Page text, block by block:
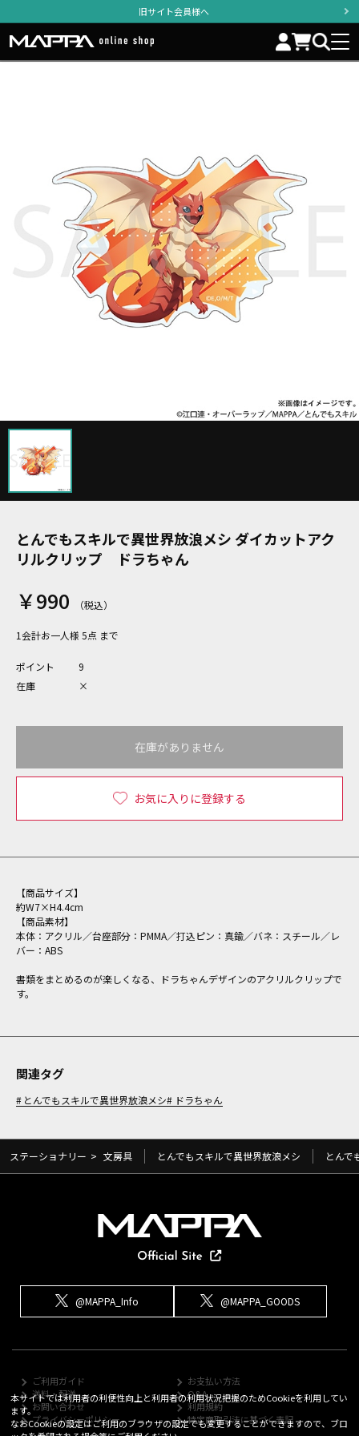
旧サイト会員様へ
とんでもスキルで異世界放浪メシ ダイカットアク
リルクリップ ドラちゃん
￥990
1会計お一人様 5点 まで
ポイント
9
在庫
×
お気に入りに登録する
在庫がありません
【商品サイズ】
約W7×H4.4cm
【商品素材】
本体：アクリル／台座部分：PMMA／打込ピン：真鍮／バネ：スチール／レ
バー：ABS
書類をまとめるのが楽しくなる、ドラちゃんデザインのアクリルクリップで
す。
関連タグ
とんでもスキルで異世界放浪メシ ドラちゃん
ステーショナリー > 文房具 とんでもスキルで異世界放浪メシ とんで
@MAPPA_Info @MAPPA_GOODS
ご利用ガイド
お支払い方法
送料・配送
Q&A
お問い合わせ
利用規約
プライバシーポリシー
特定商取引法に基づく表記
本サイトでは利用者の利便性向上と利用者の利用状況把握のためCookieを利用してい
ます。
なおCookieの設定はご利用のブラウザの設定でも変更することができますので、ブロ